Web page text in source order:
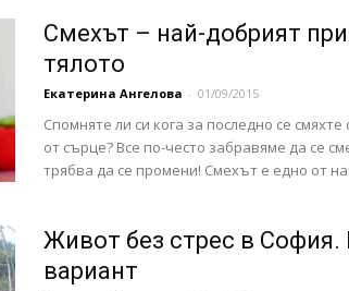
вкус
на
Смехът – най-добрият
тялото
Екатерина Ангелова - 01/09/2015
Спомняте ли си кога за последно се
от сърце? Все по-често забравяме да се
трябва да се промени! Смехът е едно от
Живот без стрес в
вариант